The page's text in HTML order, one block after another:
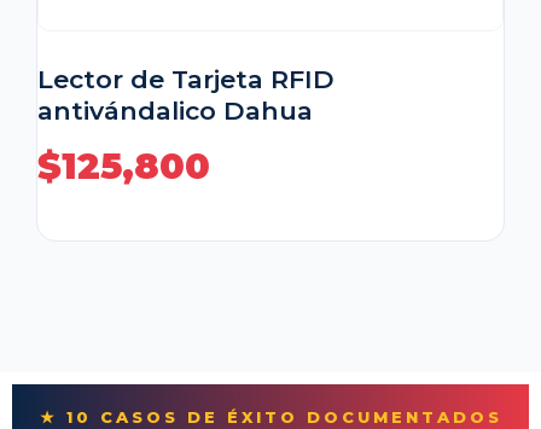
Lector de Tarjeta RFID
antivándalico Dahua
$125,800
★ 10 CASOS DE ÉXITO DOCUMENTADOS